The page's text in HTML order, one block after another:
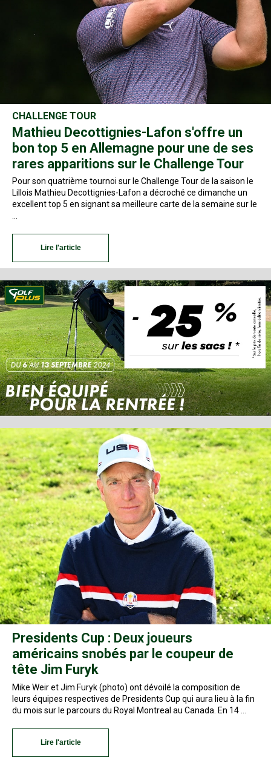
CHALLENGE TOUR
Mathieu Decottignies-Lafon s'offre un
bon top 5 en Allemagne pour une de ses
rares apparitions sur le Challenge Tour
Pour son quatrième tournoi sur le Challenge Tour de la saison le
Lillois Mathieu Decottignies-Lafon a décroché ce dimanche un
excellent top 5 en signant sa meilleure carte de la semaine sur le
…
Lire l'article
Presidents Cup : Deux joueurs
américains snobés par le coupeur de
tête Jim Furyk
Mike Weir et Jim Furyk (photo) ont ​​dévoilé la composition de
leurs équipes respectives de Presidents Cup qui aura lieu à la fin
du mois sur le parcours du Royal Montreal au Canada. En 14 …
Lire l'article